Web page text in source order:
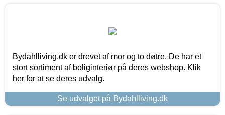
Bydahlliving.dk er drevet af mor og to døtre. De har et
stort sortiment af boliginteriør på deres webshop. Klik
her for at se deres udvalg.
Se udvalget på Bydahlliving.dk